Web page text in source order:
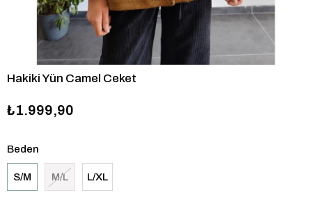
Hakiki Yün Camel Ceket
₺1.999,90
Beden
S/M M/L L/XL